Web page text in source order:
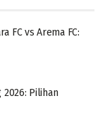
FC vs Arema FC:
2026: Pilihan